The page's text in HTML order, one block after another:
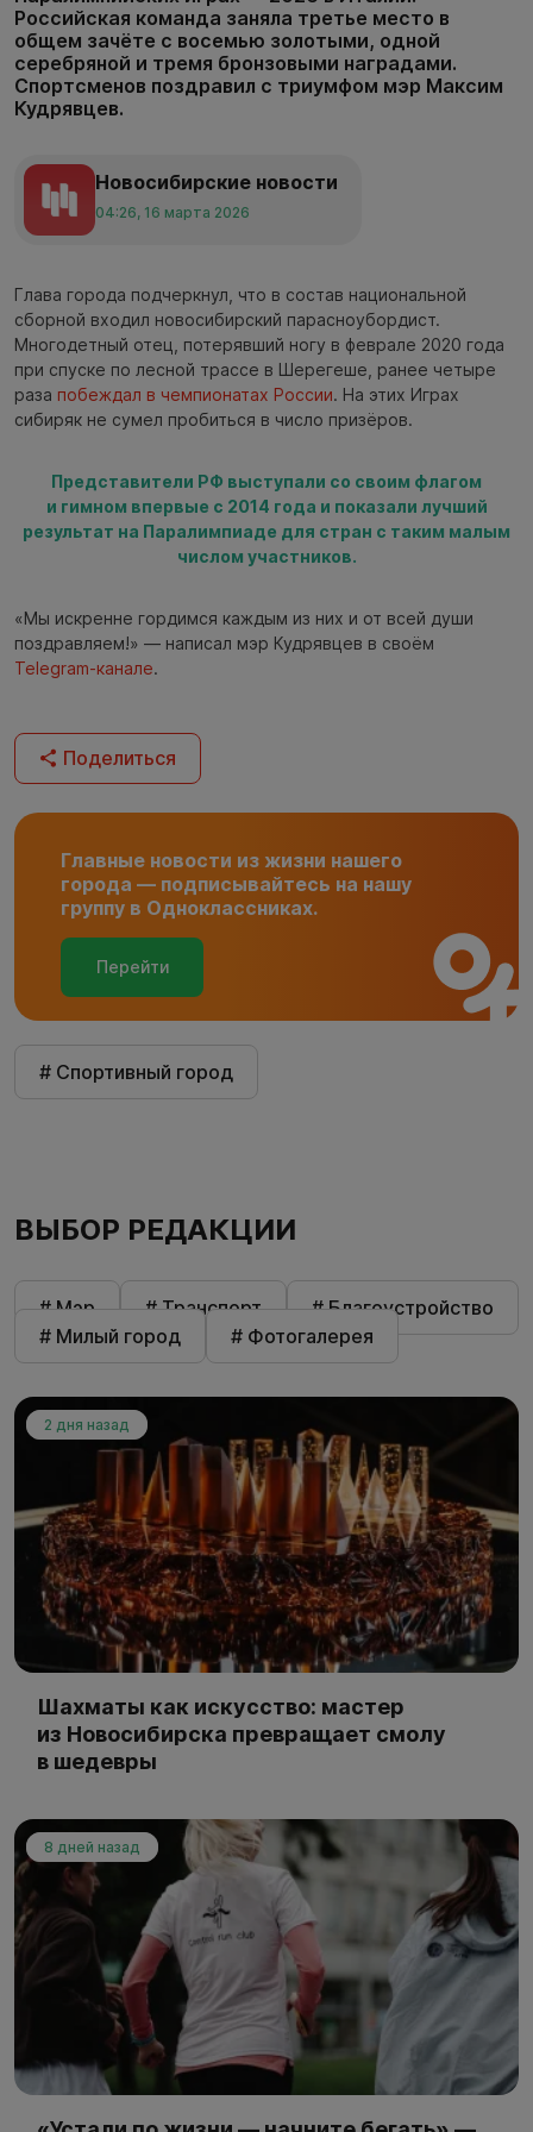
Российская команда заняла третье место в
общем зачёте с восемью золотыми, одной
серебряной и тремя бронзовыми наградами.
Спортсменов поздравил с триумфом мэр Максим
Кудрявцев.
Новосибирские новости
04:26, 16 марта 2026
Глава города подчеркнул, что в состав национальной
сборной входил новосибирский парасноубордист.
Многодетный отец, потерявший ногу в феврале 2020 года
при спуске по лесной трассе в Шерегеше, ранее четыре
раза побеждал в чемпионатах России. На этих Играх
сибиряк не сумел пробиться в число призёров.
Представители РФ выступали со своим флагом
и гимном впервые с 2014 года и показали лучший
результат на Паралимпиаде для стран с таким малым
числом участников.
«Мы искренне гордимся каждым из них и от всей души
поздравляем!» — написал мэр Кудрявцев в своём
Telegram-канале.
Поделиться
Главные новости из жизни нашего
города — подписывайтесь на нашу
группу в Одноклассниках.
Перейти
# Спортивный город
ВЫБОР РЕДАКЦИИ
# Мэр # Транспорт
# Благоустройство
# Милый город
# Фотогалерея
2 дня назад
Шахматы как искусство: мастер
из Новосибирска превращает смолу
в шедевры
8 дней назад